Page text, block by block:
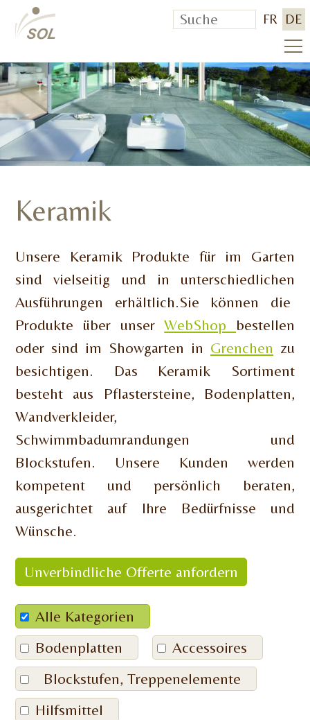
FR DE
Keramik
Unsere Keramik Produkte für im Garten
sind vielseitig und in unterschiedlichen
Ausführungen erhältlich.Sie können die
Produkte über unserWebShop bestellen
oder sind im Showgarten in Grenchen zu
besichtigen. Das Keramik Sortiment
besteht aus Pflastersteine, Bodenplatten,
Wandverkleider,
Schwimmbadumrandungen und
Blockstufen. Unsere Kunden werden
kompetent und persönlich beraten,
ausgerichtet auf Ihre Bedürfnisse und
Wünsche.
Unverbindliche Offerte anfordern
Alle Kategorien
Bodenplatten
Accessoires
Blockstufen, Treppenelemente
Hilfsmittel